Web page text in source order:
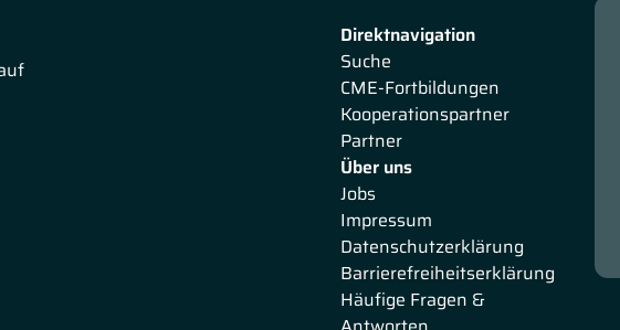
Direktnavigation
Suche
CME-Fortbildungen
Kooperationspartner
Partner
Über uns
Jobs
Impressum
Datenschutzerklärung
Barrierefreiheitserklärung
Häufige Fragen &